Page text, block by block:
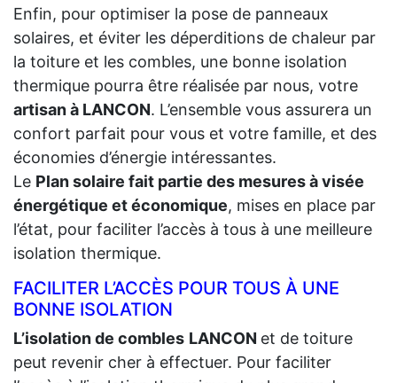
Enfin, pour optimiser la pose de panneaux
solaires, et éviter les déperditions de chaleur par
la toiture et les combles, une bonne isolation
thermique pourra être réalisée par nous, votre
artisan à LANCON. L’ensemble vous assurera un
confort parfait pour vous et votre famille, et des
économies d’énergie intéressantes.
Le Plan solaire fait partie des mesures à visée
énergétique et économique, mises en place par
l’état, pour faciliter l’accès à tous à une meilleure
isolation thermique.
FACILITER L’ACCÈS POUR TOUS À UNE
BONNE ISOLATION
L’isolation de combles LANCON et de toiture
peut revenir cher à effectuer. Pour faciliter